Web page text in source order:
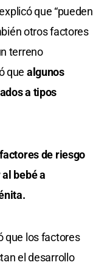
que “pueden
otros factores
terreno
que algunos
a tipos
de riesgo
bebé a
que los factores
el desarrollo